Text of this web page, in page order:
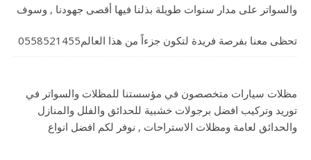
والسواتر على مدار سنوات طويلة بذلنا فيها أقصى جهودنا , وسوف
تحظى معنا بفرصة فريدة لتكون جزءاً من هذا العالم0558521455
مظلات سيارات متخصصون في مؤسستنا للمظلات والسواتر في
توريد وتركيب افضل برجولات خشبية للحدائق والفلل والمنازل
والحدائق لعامة ومظلات الاستراحات , نوفر لكم افضل انواع